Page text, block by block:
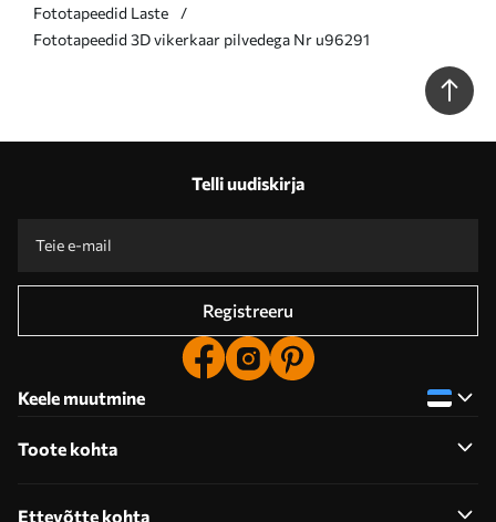
Fototapeedid Laste
Fototapeedid 3D vikerkaar pilvedega Nr u96291
Telli uudiskirja
Registreeru
Keele muutmine
Toote kohta
Ettevõtte kohta